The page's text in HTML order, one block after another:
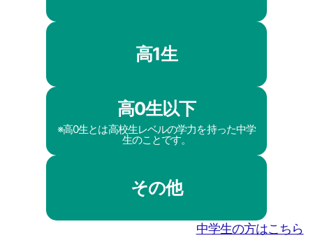
高1生
高0生以下
※高0生とは高校生レベルの学力を持った中学
生のことです。
その他
中学生の方はこちら